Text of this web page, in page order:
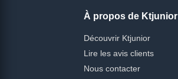
À propos de Ktjunior
Découvrir Ktjunior
Lire les avis clients
Nous contacter